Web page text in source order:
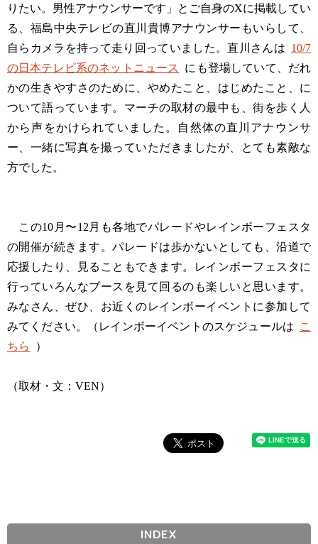
りたい。男性アナウンサーです」とご自身のXに掲載してい
る、福島中央テレビの直川貴博アナウンサーもいらして、
自らカメラを持って走り回っていました。直川さんは 10/7
の日本テレビ系のネットニュース
にも登場していて、だれ
かの生きやすさのために、やめたこと、はじめたこと、に
ついて語っています。マーチの取材の最中も、街を歩く人
から声をかけられていました。自然体の直川アナウンサ
ー、一緒に写真を撮っていただきましたが、とても素敵な
方でした。
この10月〜12月も各地でパレードやレインボーフェスタ
の開催が続きます。パレードは歩かないとしても、沿道で
応援したり、見ることもできます。レインボーフェスタに
行っていろんなブースを見て回るのも楽しいと思います。
みなさん、ぜひ、お近くのレインボーイベントに参加して
みてください。（レインボーイベントのスケジュールは
こ
ちら
）
（取材・文：VEN）
INDEX